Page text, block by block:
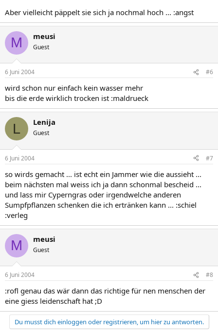
Aber vielleicht päppelt sie sich ja nochmal hoch ... :angst
M meusi
Guest
6 Juni 2004 #6
wird schon nur einfach kein wasser mehr
bis die erde wirklich trocken ist :maldrueck
L Lenija
Guest
6 Juni 2004 #7
so wirds gemacht ... ist echt ein Jammer wie die aussieht ...
beim nächsten mal weiss ich ja dann schonmal bescheid ...
und lass mir Cyperngras oder irgendwelche anderen
Sumpfpflanzen schenken die ich ertränken kann ... :schiel
:verleg
M meusi
Guest
6 Juni 2004 #8
:rofl genau das wär dann das richtige für nen menschen der
eine giess leidenschaft hat ;D
Du musst dich einloggen oder registrieren, um hier zu antworten.